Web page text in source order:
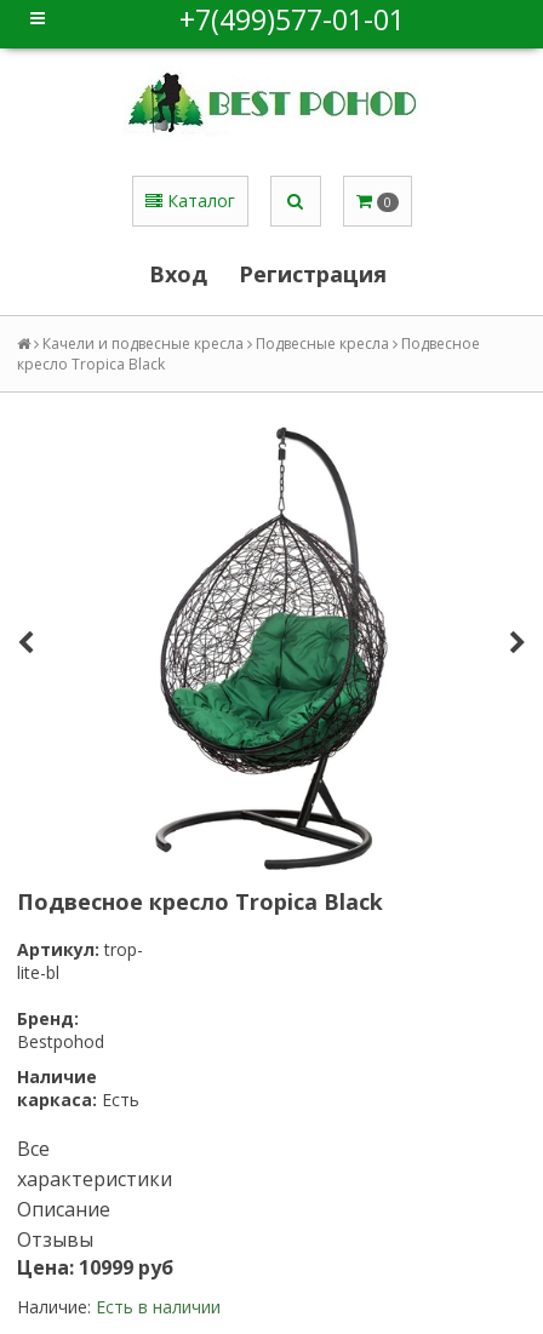
+7(499)577-01-01
Каталог 0
Вход Регистрация
Качели и подвесные кресла Подвесные кресла
Подвесное
кресло Tropica Black
Подвесное кресло Tropica Black
Артикул: trop-
lite-bl
Бренд:
Bestpohod
Наличие
каркаса: Есть
Все
характеристики
Описание
Отзывы
Цена: 10999 руб
Наличие: Есть в наличии